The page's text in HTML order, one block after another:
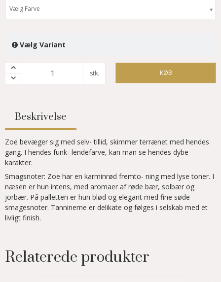
Vælg Farve
Vælg Variant
stk. KØB
Beskrivelse
Zoe bevæger sig med selv- tillid, skimmer terrænet med hendes
gang. I hendes funk- lendefarve, kan man se hendes dybe
karakter.
Smagsnoter: Zoe har en karminrød fremto- ning med lyse toner. I
næsen er hun intens, med aromaer af røde bær, solbær og
jorbær. På palletten er hun blød og elegant med fine søde
smagesnoter. Tanninerne er delikate og følges i selskab med et
livligt finish.
Relaterede produkter